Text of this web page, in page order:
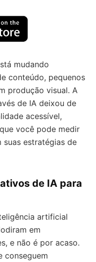
mudando
conteúdo, pequenos
produção visual. A
de IA deixou de
acessível,
você pode medir
estratégias de
de IA para
artificial
em
e não é por acaso.
conseguem